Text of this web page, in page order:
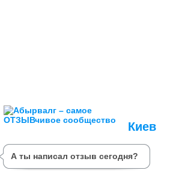
Киев
А ты написал отзыв сегодня?